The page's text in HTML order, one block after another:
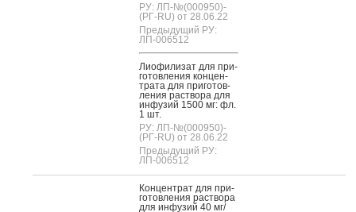
РУ: ЛП-№(000950)-
(РГ-RU) от 28.06.22
Предыдущий РУ:
ЛП-006512
Ли­офи­лизат для при­
готов­ле­ния кон­цен­
тра­та для при­готов­
ле­ния рас­тво­ра для
ин­фу­зий 1500 мг: фл.
1 шт.
РУ: ЛП-№(000950)-
(РГ-RU) от 28.06.22
Предыдущий РУ:
ЛП-006512
Кон­цен­трат для при­
готов­ле­ния рас­тво­ра
для ин­фу­зий 40 мг/